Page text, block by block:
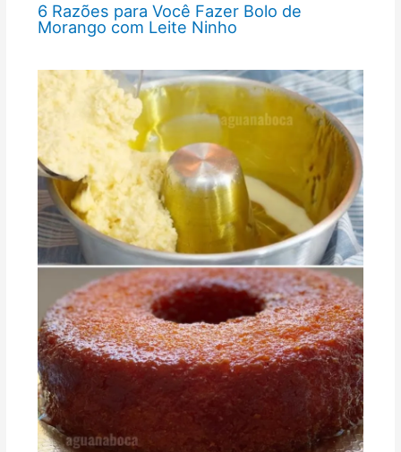
6 Razões para Você Fazer Bolo de
Morango com Leite Ninho